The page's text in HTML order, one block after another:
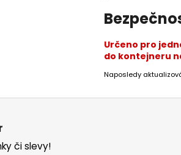
Určeno pro
do kontejneru
Naposledy
či slevy!